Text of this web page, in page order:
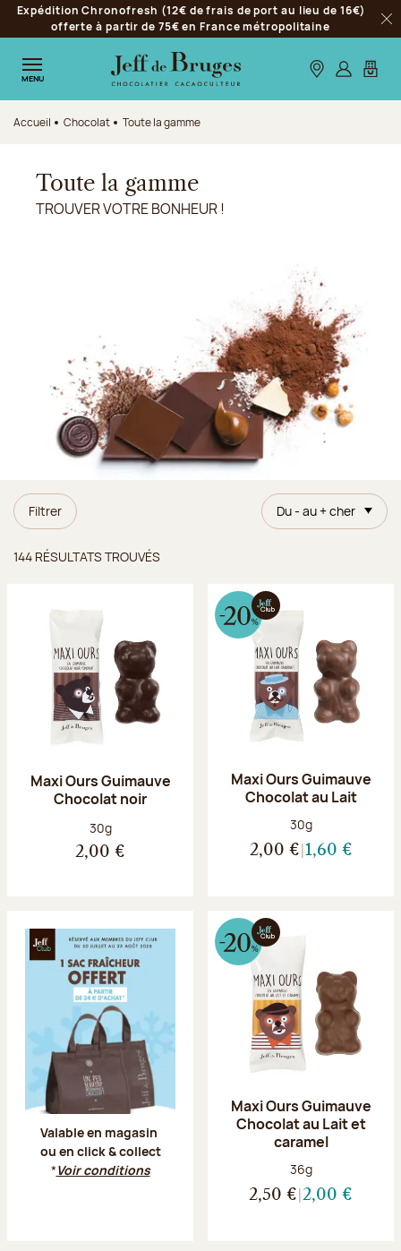
Aller à la navigation
Aller au contenu principal
Aller au pied de page
Expédition Chronofresh (12€ de frais de port au lieu de 16€)
offerte à partir de 75€ en France métropolitaine
MENU Nos boutiques
S’identifier
Mon
Accueil Chocolat Toute la gamme
Toute la gamme
TROUVER VOTRE BONHEUR !
Filtrer Du - au + cher
144 RÉSULTATS TROUVÉS
Maxi Ours Guimauve
Chocolat noir
Poids net :
30g
2,00 €
Maxi Ours Guimauve
Chocolat au Lait
Poids net :
30g
2,00 € 1,60 €
Offre Jeff Club du 20 juillet au 23
Valable en magasin
ou en click & collect
*Voir conditions
Maxi Ours Guimauve
Chocolat au Lait et
caramel
Poids net :
36g
2,50 € 2,00 €